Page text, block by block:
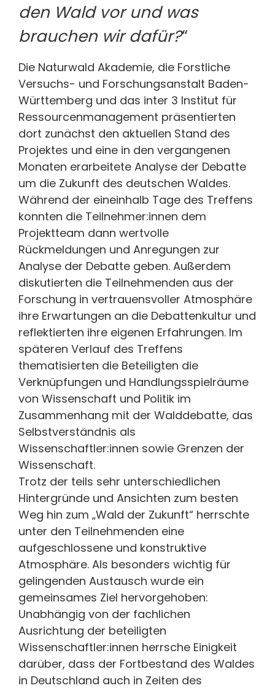
den Wald vor und was
brauchen wir dafür?“
Die Naturwald Akademie, die Forstliche
Versuchs- und Forschungsanstalt Baden-
Württemberg und das inter 3 Institut für
Ressourcenmanagement präsentierten
dort zunächst den aktuellen Stand des
Projektes und eine in den vergangenen
Monaten erarbeitete Analyse der Debatte
um die Zukunft des deutschen Waldes.
Während der eineinhalb Tage des Treffens
konnten die Teilnehmer:innen dem
Projektteam dann wertvolle
Rückmeldungen und Anregungen zur
Analyse der Debatte geben. Außerdem
diskutierten die Teilnehmenden aus der
Forschung in vertrauensvoller Atmosphäre
ihre Erwartungen an die Debattenkultur und
reflektierten ihre eigenen Erfahrungen. Im
späteren Verlauf des Treffens
thematisierten die Beteiligten die
Verknüpfungen und Handlungsspielräume
von Wissenschaft und Politik im
Zusammenhang mit der Walddebatte, das
Selbstverständnis als
Wissenschaftler:innen sowie Grenzen der
Wissenschaft.
Trotz der teils sehr unterschiedlichen
Hintergründe und Ansichten zum besten
Weg hin zum „Wald der Zukunft“ herrschte
unter den Teilnehmenden eine
aufgeschlossene und konstruktive
Atmosphäre. Als besonders wichtig für
gelingenden Austausch wurde ein
gemeinsames Ziel hervorgehoben:
Unabhängig von der fachlichen
Ausrichtung der beteiligten
Wissenschaftler:innen herrsche Einigkeit
darüber, dass der Fortbestand des Waldes
in Deutschland auch in Zeiten des